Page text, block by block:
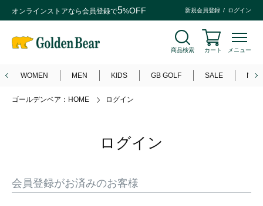
オンラインストアなら会員登録で5%OFF 新規会員登録 ログイン
商品検索 カート メニュー
WOMEN MEN KIDS GB GOLF SALE
ゴールデンベア：HOME ログイン
ログイン
会員登録がお済みのお客様